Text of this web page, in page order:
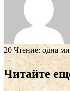
20 Чтение: одна
Читайте